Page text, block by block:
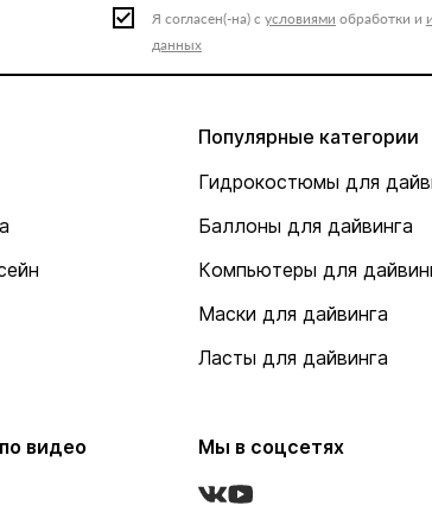
Я согласен(-на) с условиями обработки и
данных
Популярные категории
Гидрокостюмы для
Баллоны для дайвинга
Компьютеры для
Маски для дайвинга
Ласты для дайвинга
видео Мы в соцсетях